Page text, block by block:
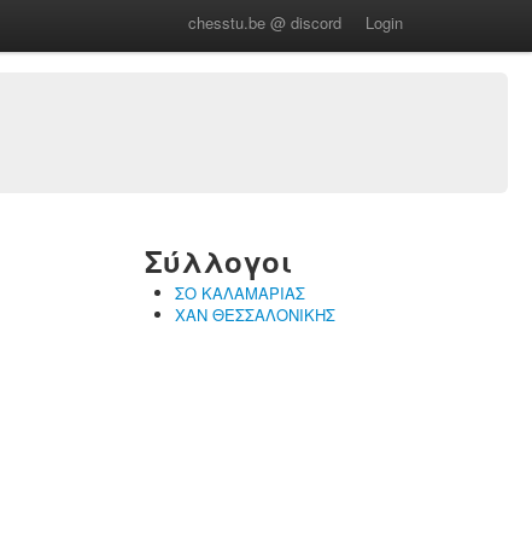
chesstu.be @ discord Login
Σύλλογοι
ΣΟ ΚΑΛΑΜΑΡΙΑΣ
ΧΑΝ ΘΕΣΣΑΛΟΝΙΚΗΣ